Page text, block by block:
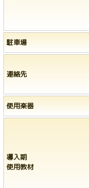
駐車場
連絡先
使用楽器
導入期
使用教材